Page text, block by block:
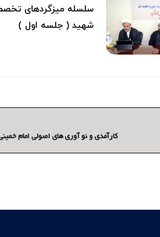
سلسله میزگردهای
شهید ( جلسه اول )
کارآمدی و نو آوری های اصولی امام